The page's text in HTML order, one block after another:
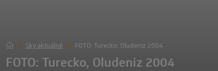
Sky aktuálně FOTO: Turecko, Oludeniz 2004
FOTO: Turecko, Oludeniz 2004